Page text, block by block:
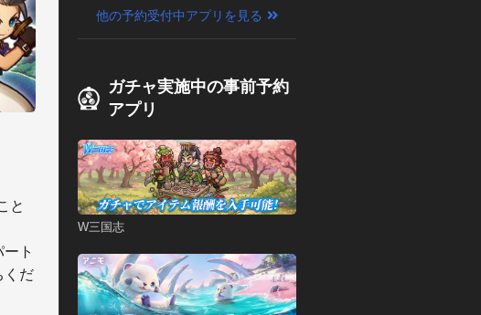
と
ト
くだ
他の予約受付中アプリを見る
ガチャ実施中の事前予約
アプリ
W三国志